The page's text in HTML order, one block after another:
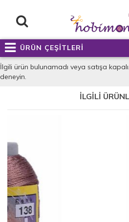
ÜRÜN ÇEŞİTLERİ
İlgili ürün bulunamadı veya satışa
deneyin.
İLGİLİ